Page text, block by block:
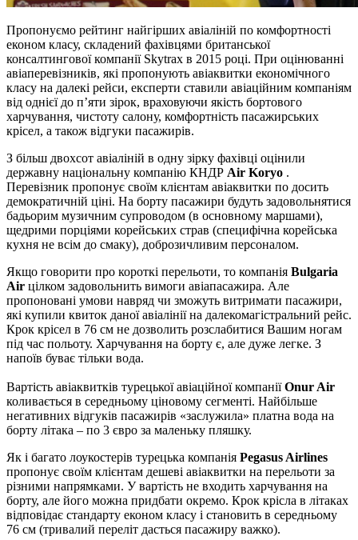
Пропонуємо рейтинг найгірших авіаліній по комфортності
економ класу, складений фахівцями британської
консалтингової компанії Skytrax в 2015 році. При оцінюванні
авіаперевізників, які пропонують авіаквитки економічного
класу на далекі рейси, експерти ставили авіаційним компаніям
від однієї до п’яти зірок, враховуючи якість бортового
харчування, чистоту салону, комфортність пасажирських
крісел, а також відгуки пасажирів.
З більш двохсот авіаліній в одну зірку фахівці оцінили
державну національну компанію КНДР Air Koryo .
Перевізник пропонує своїм клієнтам авіаквитки по досить
демократичній ціні. На борту пасажири будуть задовольнятися
бадьорим музичним супроводом (в основному маршами),
щедрими порціями корейських страв (специфічна корейська
кухня не всім до смаку), доброзичливим персоналом.
Якщо говорити про короткі перельоти, то компанія Bulgaria
Air цілком задовольнить вимоги авіапасажира. Але
пропоновані умови навряд чи зможуть витримати пасажири,
які купили квиток даної авіалінії на далекомагістральний рейс.
Крок крісел в 76 см не дозволить розслабитися Вашим ногам
під час польоту. Харчування на борту є, але дуже легке. З
напоїв буває тільки вода.
Вартість авіаквитків турецької авіаційної компаніїOnur Air
коливається в середньому ціновому сегменті. Найбільше
негативних відгуків пасажирів «заслужила» платна вода на
борту літака – по 3 євро за маленьку пляшку.
Як і багато лоукостерів турецька компанія Pegasus Airlines
пропонує своїм клієнтам дешеві авіаквитки на перельоти за
різними напрямками. У вартість не входить харчування на
борту, але його можна придбати окремо. Крок крісла в літаках
відповідає стандарту економ класу і становить в середньому
76 см (тривалий переліт дасться пасажиру важко).